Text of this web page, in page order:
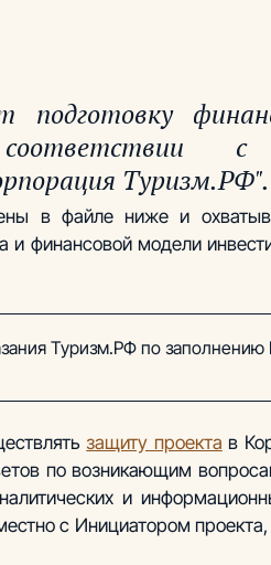
подготовку
с
Туризм.РФ".
в файле ниже и
финансовой модели
Туризм.РФ по заполнению
защиту проекта в
по возникающим
и
с Инициатором